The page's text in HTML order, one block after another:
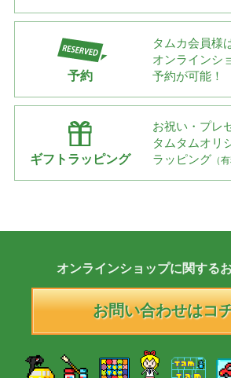
予約
タムカ会員様
オンラインシ
予約が可能！
ギフトラッピング
お祝い・プレ
タムタムオリ
ラッピング （
オンラインショップに関する
お問い合わせはコ